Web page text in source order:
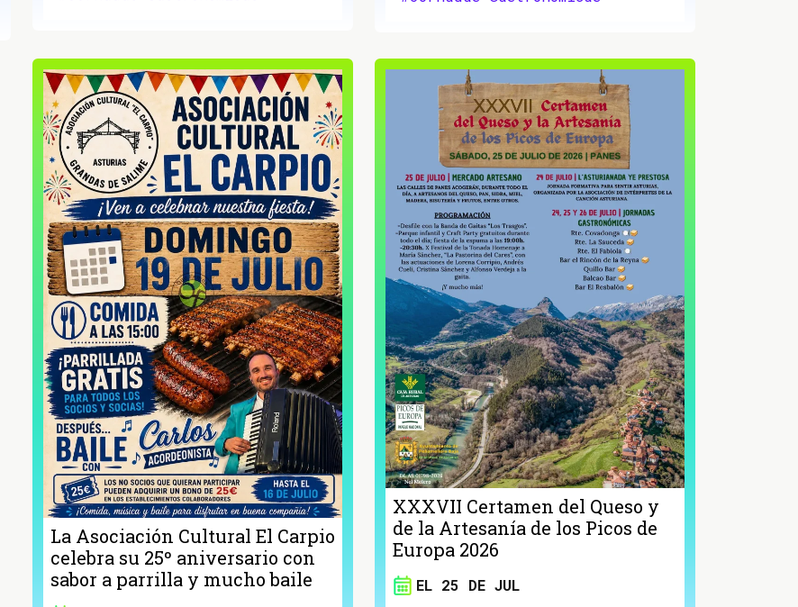
La Asociación Cultural El Carpio
celebra su 25º aniversario con
sabor a parrilla y mucho baile
XXXVII Certamen del Queso y
de la Artesanía de los Picos de
Europa 2026
EL 25 DE JUL